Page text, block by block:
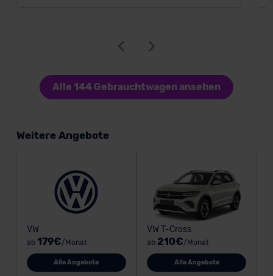
Alle 144 Gebrauchtwagen ansehen
Weitere Angebote
VW
ab 179€/Monat
Alle Angebote
VW T-Cross
ab 210€/Monat
Alle Angebote